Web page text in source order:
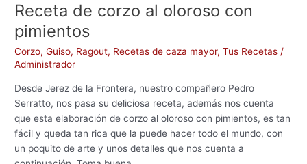
Receta de corzo al oloroso con
pimientos
Corzo,Guiso, Ragout, Recetas de caza mayor,Tus Recetas /
Administrador
Desde Jerez de la Frontera, nuestro compañero Pedro
Serratto, nos pasa su deliciosa receta, además nos cuenta
que esta elaboración de corzo al oloroso con pimientos, es tan
fácil y queda tan rica que la puede hacer todo el mundo, con
un poquito de arte y unos detalles que nos cuenta a